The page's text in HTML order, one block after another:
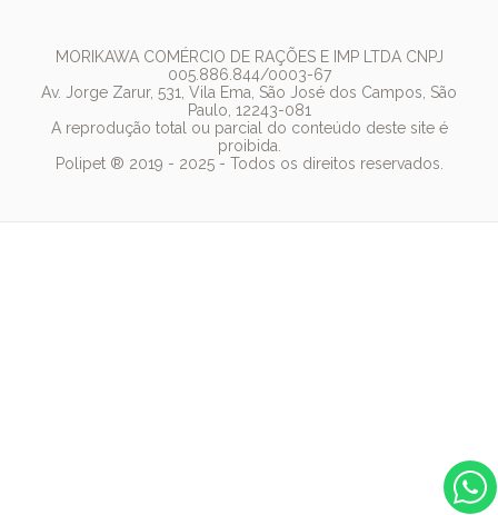
Pedigree
Whiskas
Dog Chow
Royal Canin
MORIKAWA COMÉRCIO DE RAÇÕES E IMP LTDA CNPJ
005.886.844/0003-67
Av. Jorge Zarur, 531, Vila Ema, São José dos Campos, São
Paulo, 12243-081
A reprodução total ou parcial do conteúdo deste site é
proibida.
Polipet ® 2019 - 2025 - Todos os direitos reservados.